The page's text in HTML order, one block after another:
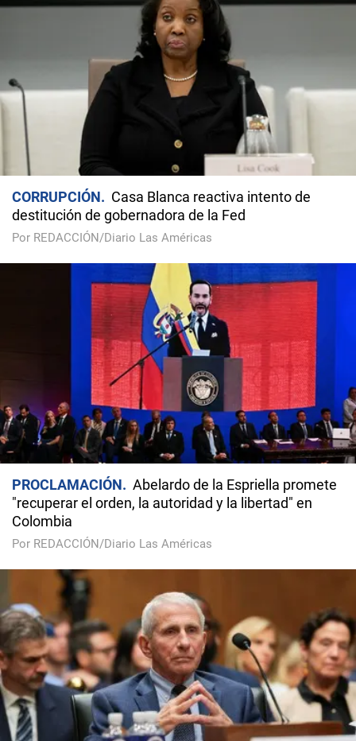
CORRUPCIÓN
Casa Blanca reactiva intento de
destitución de gobernadora de la Fed
Por REDACCIÓN/Diario Las Américas
PROCLAMACIÓN
Abelardo de la Espriella promete
"recuperar el orden, la autoridad y la libertad" en
Colombia
Por REDACCIÓN/Diario Las Américas